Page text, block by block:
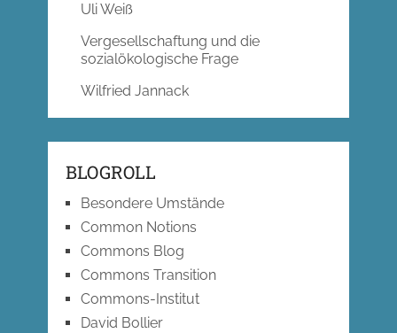
Uli Weiß
Vergesellschaftung und die
sozialökologische Frage
Wilfried Jannack
BLOGROLL
Besondere Umstände
Common Notions
Commons Blog
Commons Transition
Commons-Institut
David Bollier